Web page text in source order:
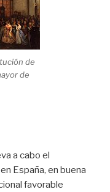
de
de
a cabo el
España, en buena
favorable